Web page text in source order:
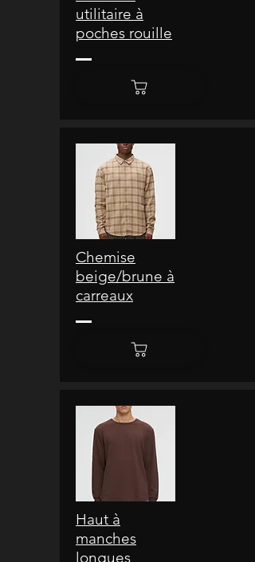
utilitaire à
poches rouille
Chemise
beige/brune à
carreaux
Haut à
manches
longues